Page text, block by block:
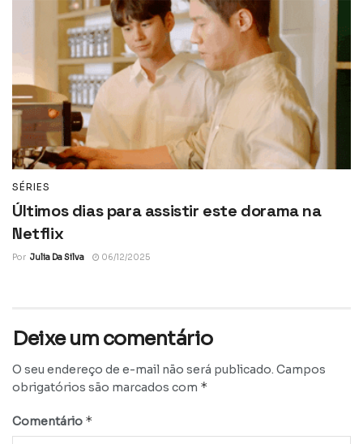
SÉRIES
Últimos dias para assistir este dorama na
Netflix
Por Julia Da Silva 06/12/2025
Deixe um comentário
O seu endereço de e-mail não será publicado. Campos
obrigatórios são marcados com *
Comentário *